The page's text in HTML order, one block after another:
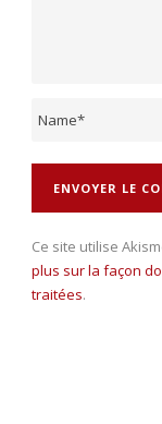
Ce site utilise
plus sur la façon
traitées.